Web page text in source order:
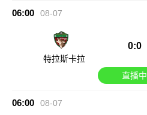
06:00 08-07
特拉斯卡拉
0:0
直播中
06:00 08-07